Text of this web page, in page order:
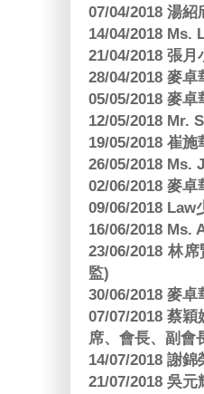
07/04/2018 湯
14/04/2018
21/04/2018 張
28/04/2018 麥
05/05/2018 麥
12/05/2018 Mr.
19/05/2018 崔
26/05/2018 Ms.
02/06/2018 麥
09/06/2018 Law
16/06/2018 Ms.
23/06/2018 林
監)
30/06/2018 麥
07/07/2018 蔡
席、會長、副會
14/07/2018 謝
21/07/2018 吳元